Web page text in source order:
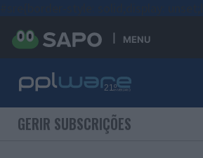
MENU
GERIR SUBSCRIÇÕES